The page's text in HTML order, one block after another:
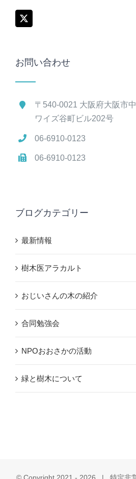
お問い合わせ
〒540-0021 大阪府大阪市
ワイズ谷町ビル202号
06-6910-0123
06-6910-0123
ブログカテゴリー
最新情報
樹木医アラカルト
おじいさんの木の紹介
合同勉強会
NPOおおさかの活動
緑と樹木について